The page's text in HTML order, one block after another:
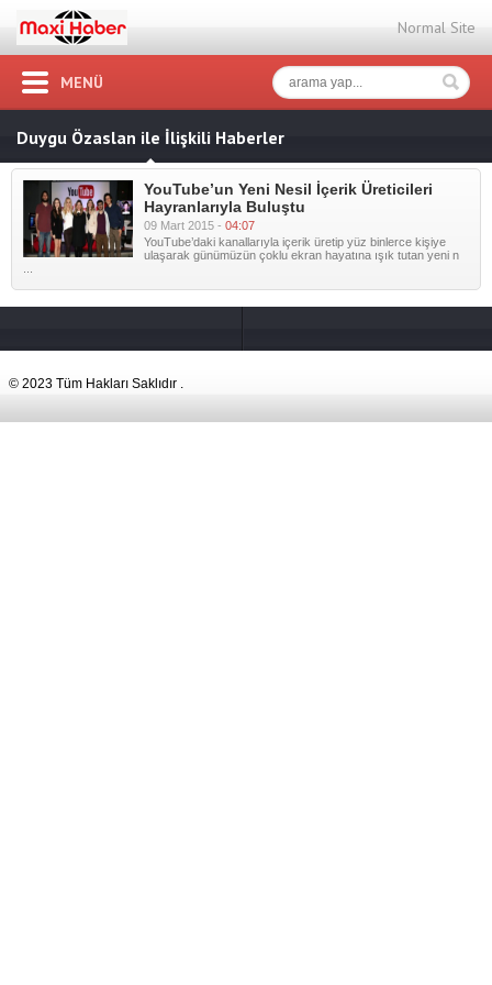
Normal Site
MENÜ
Duygu Özaslan ile İlişkili Haberler
YouTube’un Yeni Nesil İçerik Üreticileri
Hayranlarıyla Buluştu
09 Mart 2015 - 04:07
YouTube’daki kanallarıyla içerik üretip yüz binlerce kişiye
ulaşarak günümüzün çoklu ekran hayatına ışık tutan yeni n
© 2023 Tüm Hakları Saklıdır .